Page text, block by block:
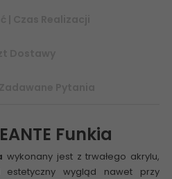
Funkia
wykonany jest z trwałego akrylu,
estetyczny wygląd nawet przy